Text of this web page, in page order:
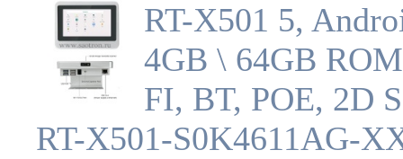
RT-X501 5,
4GB \ 64GB
FI, BT, POE, 2D
RT-X501-S0K4611AG-